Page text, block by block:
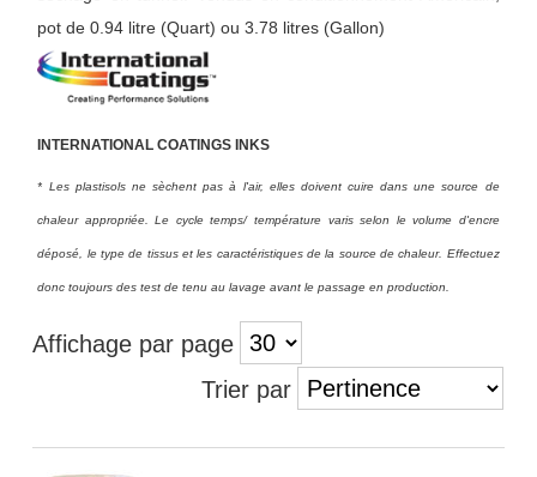
pot de 0.94 litre (Quart) ou 3.78 litres (Gallon)
INTERNATIONAL COATINGS INKS
* Les plastisols ne sèchent pas à l'air, elles doivent cuire dans une source de
chaleur appropriée. Le cycle temps/ température varis selon le volume d'encre
déposé, le type de tissus et les caractéristiques de la source de chaleur. Effectuez
donc toujours des test de tenu au lavage avant le passage en production.
Affichage par page
Trier par